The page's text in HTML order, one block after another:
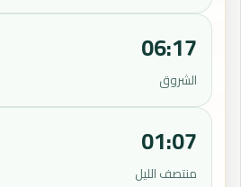
06:17
الشروق
01:07
منتصف الليل